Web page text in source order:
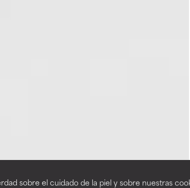
sobre el cuidado de la piel y sobre nuestras